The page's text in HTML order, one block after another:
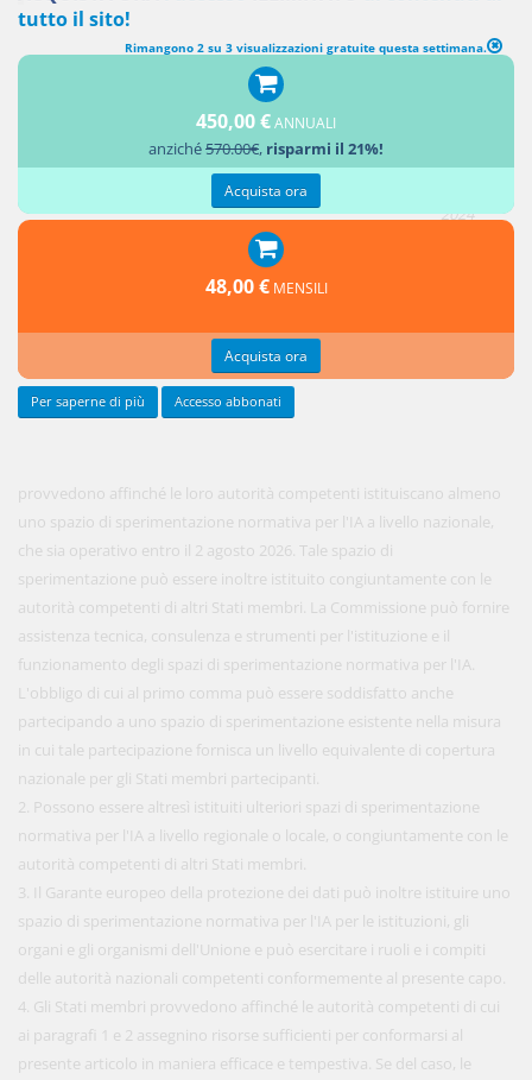
CAPO VI Misure a sostegno dell'innovazione (SPAZI DI
SPERIMENTAZIONE NORMATIVA PER L'IA)
2024
provvedono affinché le loro autorità competenti istituiscano almeno
uno spazio di sperimentazione normativa per l'IA a livello nazionale,
che sia operativo entro il 2 agosto 2026. Tale spazio di
sperimentazione può essere inoltre istituito congiuntamente con le
autorità competenti di altri Stati membri. La Commissione può fornire
assistenza tecnica, consulenza e strumenti per l'istituzione e il
funzionamento degli spazi di sperimentazione normativa per l'IA.
L'obbligo di cui al primo comma può essere soddisfatto anche
partecipando a uno spazio di sperimentazione esistente nella misura
in cui tale partecipazione fornisca un livello equivalente di copertura
nazionale per gli Stati membri partecipanti.
2. Possono essere altresì istituiti ulteriori spazi di sperimentazione
normativa per l'IA a livello regionale o locale, o congiuntamente con le
autorità competenti di altri Stati membri.
3. Il Garante europeo della protezione dei dati può inoltre istituire uno
spazio di sperimentazione normativa per l'IA per le istituzioni, gli
organi e gli organismi dell'Unione e può esercitare i ruoli e i compiti
delle autorità nazionali competenti conformemente al presente capo.
4. Gli Stati membri provvedono affinché le autorità competenti di cui
ai paragrafi 1 e 2 assegnino risorse sufficienti per conformarsi al
presente articolo in maniera efficace e tempestiva. Se del caso, le
tutto il sito!
Rimangono 2 su 3 visualizzazioni gratuite questa settimana.
450,00 €ANNUALI
anziché570.00€, risparmi il 21%!
Acquista ora
48,00 € MENSILI
Acquista ora
Per saperne di più Accesso abbonati